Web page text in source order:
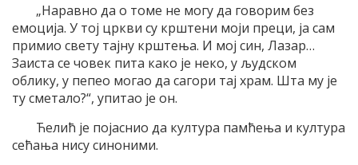
„Наравно да о томе не могу да говорим без
емоција. У тој цркви су крштени моји преци, ја сам
примио свету тајну крштења. И мој син, Лазар…
Заиста се човек пита како је неко, у људском
облику, у пепео могао да сагори тај храм. Шта му је
ту сметало?“, упитао је он.
Ћелић је појаснио да култура памћења и култура
сећања нису синоними.